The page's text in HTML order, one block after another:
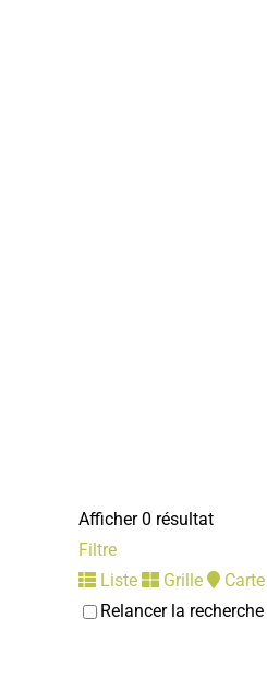
Afficher 0 résultat
Filtre
Liste
Grille
Carte
Relancer la